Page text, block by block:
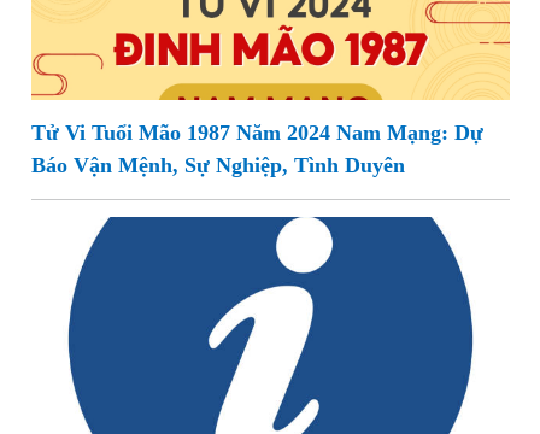
Tử Vi Tuổi Mão 1987 Năm 2024 Nam Mạng: Dự
Báo Vận Mệnh, Sự Nghiệp, Tình Duyên